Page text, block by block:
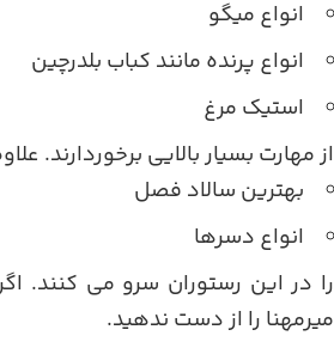
انواع میگو
انواع پرنده مانند کباب بلدرچین
استیک مرغ
از مهارت بسیار بالایی برخوردارند.
بهترین سالاد فصل
انواع دسرها
را در این رستوران سرو می کنند.
میرمهنا را از دست ندهید.